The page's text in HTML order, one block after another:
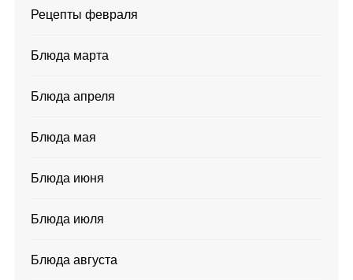
Рецепты февраля
Блюда марта
Блюда апреля
Блюда мая
Блюда июня
Блюда июля
Блюда августа